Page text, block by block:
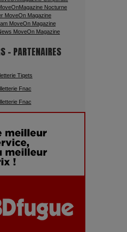
Rencontre l'IA :
l'Artiste du
le Futur
dans un
“voix d’or du
ses 30 ans
Gaveau
la fast fashion
en
- PARTENAIRES